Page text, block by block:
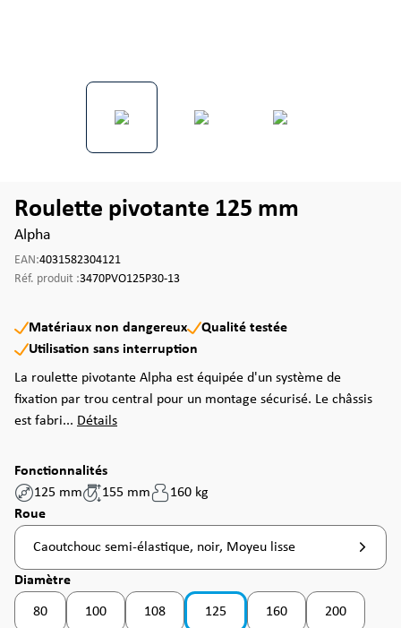
Roulette pivotante 125 mm
Alpha
EAN:4031582304121
Réf. produit :3470PVO125P30-13
Matériaux non dangereux
Qualité testée
Utilisation sans interruption
La roulette pivotante Alpha est équipée d'un système de
fixation par trou central pour un montage sécurisé. Le châssis
est fabri... Détails
Fonctionnalités
125 mm
155 mm
160 kg
Sélectionnez
Roue
Caoutchouc semi-élastique, noir, Moyeu lisse
Sélectionnez
Diamètre
80 100 108
(Cette option n'est pas disponible pour le
125 160 200